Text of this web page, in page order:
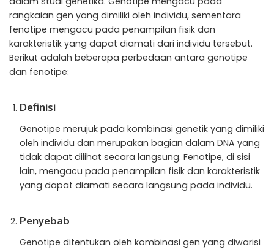
rangkaian gen yang dimiliki oleh individu, sementara
fenotipe mengacu pada penampilan fisik dan
karakteristik yang dapat diamati dari individu tersebut.
Berikut adalah beberapa perbedaan antara genotipe
dan fenotipe:
Definisi
Genotipe merujuk pada kombinasi genetik yang dimiliki
oleh individu dan merupakan bagian dalam DNA yang
tidak dapat dilihat secara langsung. Fenotipe, di sisi
lain, mengacu pada penampilan fisik dan karakteristik
yang dapat diamati secara langsung pada individu.
Penyebab
Genotipe ditentukan oleh kombinasi gen yang diwarisi